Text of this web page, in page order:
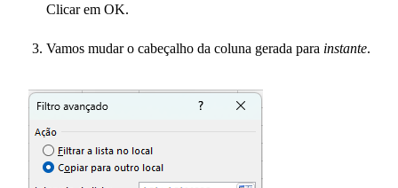
Clicar em OK.
Vamos mudar o cabeçalho da coluna gerada para instante.